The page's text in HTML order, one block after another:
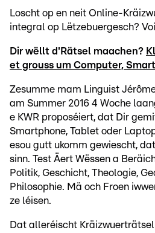
Loscht op en neit Online-
integral op Lëtzebuergesch?
Dir wëllt d'Rätsel maachen?
et grouss um Computer,
Zesumme mam Linguist
am Summer 2016 4 Woche
e KWR proposéiert, dat Dir
Smartphone, Tablet oder
esou gutt ukomm gewiescht,
sinn. Test Äert Wëssen a
Politik, Geschicht, Theologie,
Philosophie. Mä och Froen
ze léisen.
Dat alleréischt Kräizwuerträtsel